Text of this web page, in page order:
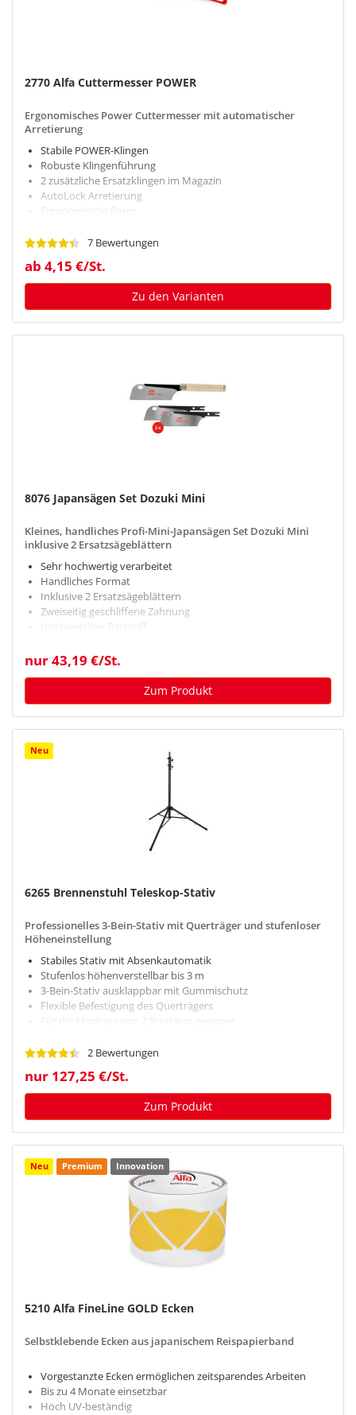
2770 Alfa Cuttermesser POWER
Ergonomisches Power Cuttermesser mit automatischer
Arretierung
Stabile POWER-Klingen
Robuste Klingenführung
2 zusätzliche Ersatzklingen im Magazin
AutoLock Arretierung
Ergonomische Form
7 Bewertungen
ab 4,15 €/St.
Zu den Varianten
8076 Japansägen Set Dozuki Mini
Kleines, handliches Profi-Mini-Japansägen Set Dozuki Mini
inklusive 2 Ersatzsägeblättern
Sehr hochwertig verarbeitet
Handliches Format
Inklusive 2 Ersatzsägeblättern
Zweiseitig geschliffene Zahnung
Hochwertiger Bastgriff
nur 43,19 €/St.
Zum Produkt
Neu
6265 Brennenstuhl Teleskop-Stativ
Professionelles 3-Bein-Stativ mit Querträger und stufenloser
Höheneinstellung
Stabiles Stativ mit Absenkautomatik
Stufenlos höhenverstellbar bis 3 m
3-Bein-Stativ ausklappbar mit Gummischutz
Flexible Befestigung des Querträgers
Für die Montage von 2 Strahlern geeignet
2 Bewertungen
nur 127,25 €/St.
Zum Produkt
Neu Premium Innovation
5210 Alfa FineLine GOLD Ecken
Selbstklebende Ecken aus japanischem Reispapierband
Vorgestanzte Ecken ermöglichen zeitsparendes Arbeiten
Bis zu 4 Monate einsetzbar
Hoch UV-beständig